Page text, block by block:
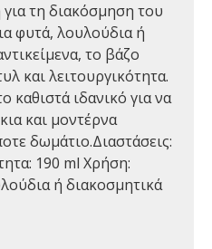
για τη διακόσμηση του
φυτά, λουλούδια ή
το βάζο
και λειτουργικότητα.
ιδανικό για να
και μοντέρνα
δωμάτιο.Διαστάσεις:
190 ml Χρήση:
ή διακοσμητικά